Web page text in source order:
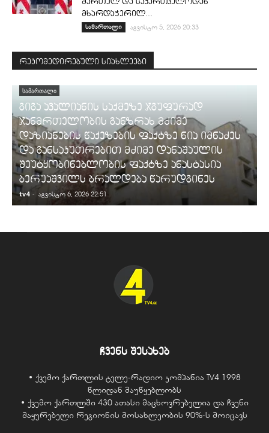
მხარდაჭერილ...
სამართალი აგვისტო 5, 2026 20:33
რეკომედირებული სიახლეები
ᲡᲐᲛᲐᲠᲗᲐᲚᲘ
გიგა ავალიანის საქმეზე ჯგუფურად
ჯანმრთელობის განზრახ მძიმე
დაზიანების წაქეზების ფაქტზე ნია იმნაძეს
და განსაკუთრებით მძიმე დანაშაულის
შეუტყობინებლობის ფაქტზე ანასტასია
ბერუაშვილს ბრალდება წარუდგინეს
tv4 - აგვისტო 6, 2026 22:51
ჩვენს შესახებ
• ქვემო ქართლის ტელე-რადიო კომპანია TV4 1998
წლიდან მაუწყებლობს
• ქვემო ქართლში 430 ათასი მაცხოვრებელია და ჩვენი
მაყურებელი რეგიონის მოსახლეობის 90%-ს მოიცავს